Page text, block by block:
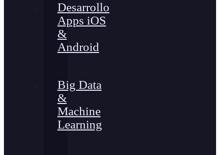
Desarrollo
Apps iOS
&
Android
Big Data
&
Machine
Learning